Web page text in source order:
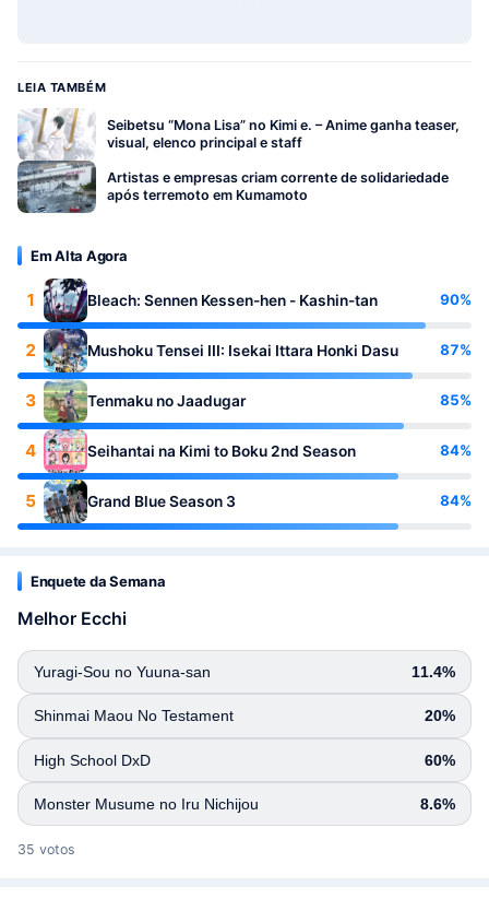
LEIA TAMBÉM
Seibetsu “Mona Lisa” no Kimi e. – Anime ganha teaser,
visual, elenco principal e staff
Artistas e empresas criam corrente de solidariedade
após terremoto em Kumamoto
Em Alta Agora
1 Bleach: Sennen Kessen-hen - Kashin-tan 90%
2 Mushoku Tensei III: Isekai Ittara Honki Dasu 87%
3 Tenmaku no Jaadugar 85%
4 Seihantai na Kimi to Boku 2nd Season 84%
5 Grand Blue Season 3 84%
Enquete da Semana
Melhor Ecchi
Yuragi-Sou no Yuuna-san 11.4%
Shinmai Maou No Testament 20%
High School DxD 60%
Monster Musume no Iru Nichijou 8.6%
35 votos